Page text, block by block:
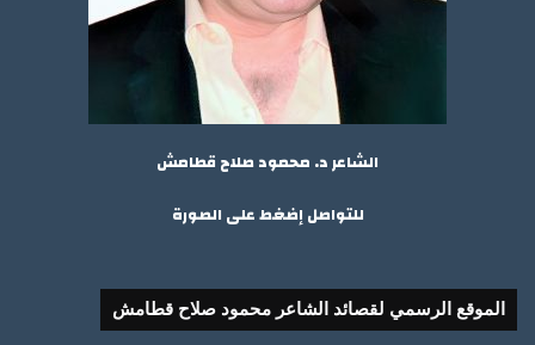
الشاعر د. محمود صلاح قطامش
للتواصل إضغط على الصورة
الموقع الرسمي لقصائد الشاعر محمود صلاح قطامش